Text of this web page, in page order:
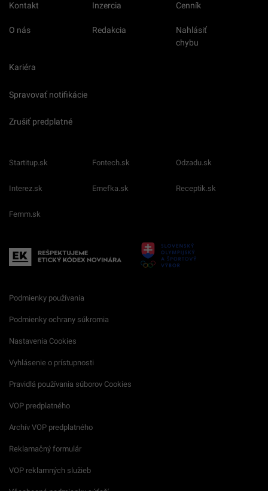
Kontakt Inzercia Cenník
O nás Redakcia
Nahlásiť
chybu
Kariéra
Spravovať notifikácie
Zrušiť predplatné
Startitup.sk Fontech.sk Odzadu.sk
Interez.sk Emefka.sk Receptik.sk
Femm.sk
Podmienky používania
Podmienky ochrany súkromia
Nastavenia Cookies
Vyhlásenie o prístupnosti
Pravidlá používania súborov Cookies
VOP predplatného
Archív VOP predplatného
Reklamačný formulár
VOP reklamných služieb